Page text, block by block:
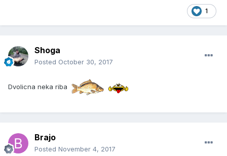
1
Shoga
Posted October 30, 2017
Dvolicna neka riba
Brajo
Posted November 4, 2017